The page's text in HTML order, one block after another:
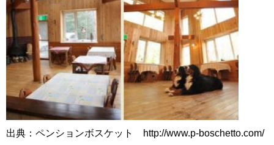
出典：ペンションボスケット http://www.p-boschetto.com/